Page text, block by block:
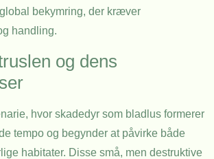
bekymring, der kræver
handling.
og dens
hvor skadedyr som bladlus formerer
tempo og begynder at påvirke både
habitater. Disse små, men destruktive